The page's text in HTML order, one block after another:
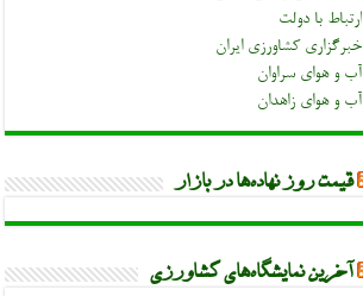
ارتباط با دولت
خبرگزاری کشاورزی ایران
آب و هوای سراوان
آب و هوای زاهدان
قیمت روز نهاده‌ها در بازار
آخرین نمایشگاه‌های کشاورزی